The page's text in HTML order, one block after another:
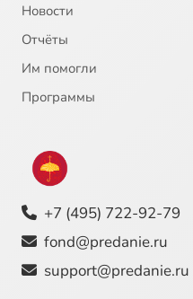
Новости
Отчёты
Им помогли
Программы
+7 (495) 722-92-79
fond@predanie.ru
support@predanie.ru